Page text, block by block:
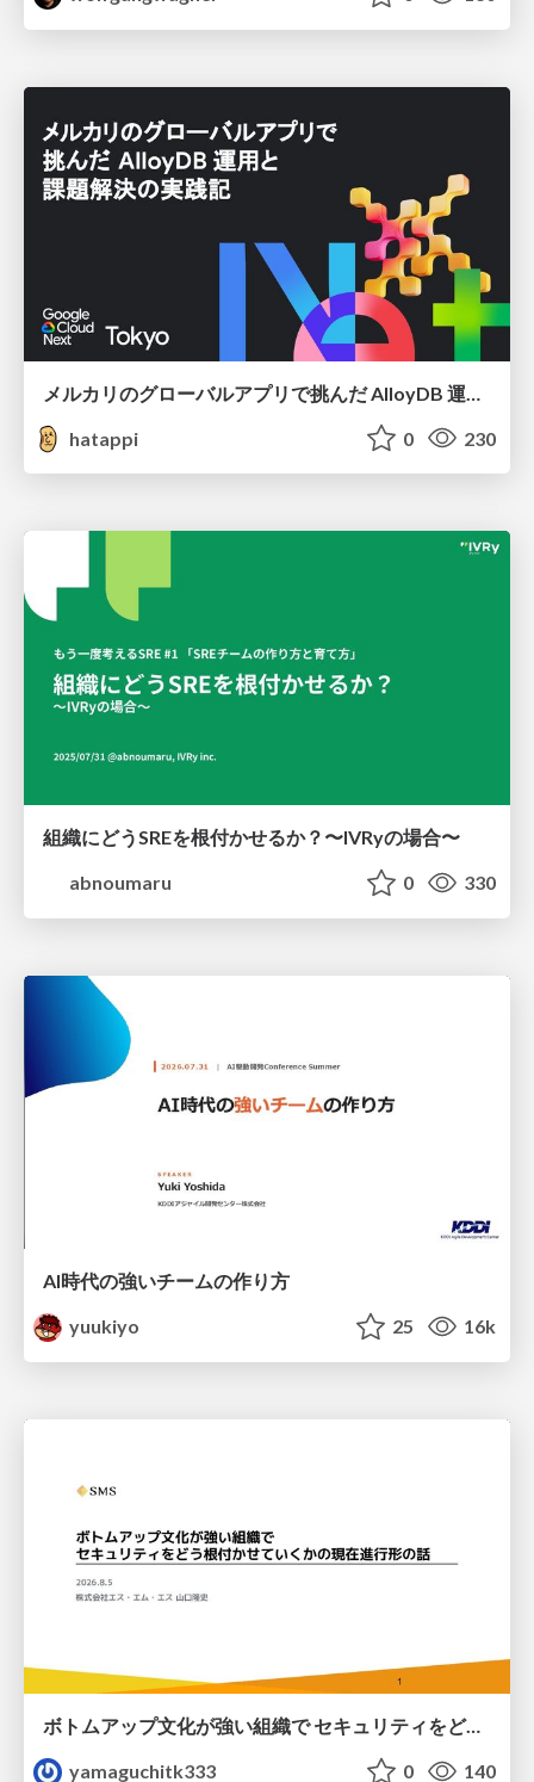
hatappi
0 230
組織にどうSREを根付かせるか？〜IVRyの場合〜
abnoumaru
0 330
AI時代の強いチームの作り方
yuukiyo
25 16k
ボトムアップ文化が強い組織で セキュリティをどう根付かせていくかの現在進行形の話 / Making Security Stick in a Bottom-Up Organization
yamaguchitk333
0 140